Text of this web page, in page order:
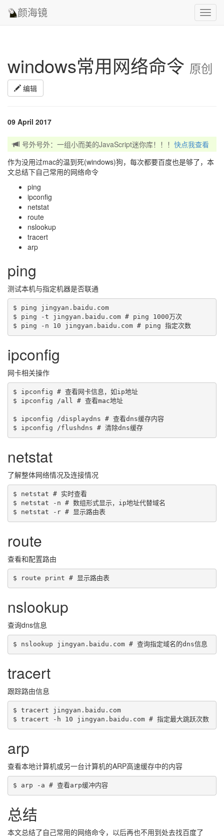
颜海镜
windows常用网络命令 原创
编辑
09 April 2017
号外号外：一组小而美的JavaScript迷你库！！！ 快点我查看
作为没用过mac的温到死(windows)狗，每次都要百度也是够了，本
文总结下自己常用的网络命令
ping
ipconfig
netstat
route
nslookup
tracert
arp
ping
测试本机与指定机器是否联通
$ ping jingyan.baidu.com
$ ping -t jingyan.baidu.com # ping 1000万次
$ ping -n 10 jingyan.baidu.com # ping 指定次数
ipconfig
网卡相关操作
$ ipconfig # 查看网卡信息，如ip地址
$ ipconfig /all # 查看mac地址
$ ipconfig /displaydns # 查看dns缓存内容
$ ipconfig /flushdns # 清除dns缓存
netstat
了解整体网络情况及连接情况
$ netstat # 实时查看
$ netstat -n # 数组形式显示，ip地址代替域名
route
查看和配置路由
nslookup
查询dns信息
tracert
跟踪路由信息
$ tracert jingyan.baidu.com
$ tracert -h 10 jingyan.baidu.com # 指定最大跳跃次数
arp
查看本地计算机或另一台计算机的ARP高速缓存中的内容
$ arp -a # 查看arp缓冲内容
总结
本文总结了自己常用的网络命令，以后再也不用到处去找百度了